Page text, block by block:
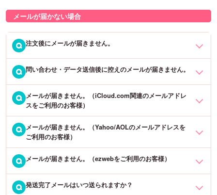
で、あらかじめご了承下さいませ。
※一度ずつカートに入れてその度にご注文手続きにお進みいただく
と、タイミングによっては同梱されずに1件ずつの発送となってしま
うことがございます。
「ショッピングを続ける」ボタンを押していただきますと、続けて
詳しくはQ&A「アクリルスタンドを異なるサイズで、複数個まとめ
て注文するにはどうすればいいですか？」をご覧下さい。
メールが届かない場合
Q 注文後にメールが届きません。
メールがお届けできない理由は以下のパターンが考えられます。
1. メールアドレスの間違い
2. メールソフトの受信設定（迷惑メール設定等）
3. プロバイダー側のメールの受信設定（迷惑メール設定等）
4. ezwebメールの受信設定（「なりすまし規制」）
5. iCloud.comのアドレスを使っている
自動送信メールが届かない場合は「配信不能」です。迷惑メールフ
ォルダにも入っていないという場合は、受信設定をご確認後に受信
可能なメールアドレスを記載の上、「お問い合わせ」からご連絡を
お願いいたします。
Q 問い合わせ・データ送信後に控えのメールが届きません。
誠に恐れ入りますが、お問い合わせやデータ送信フォームからお送
りいただいた内容の控えメールは配信されません。
送信時の通信環境等に問題がなければ、当店へ正常に届いておりま
すので、ご安心くださいませ。
※送信から3営業日ほど経過しても返信がない場合は、大変お手数で
はございますが、直接「info@fun-create.co.jp」のアドレス宛にご連
絡いただきますようお願いいたします。
Q メールが届きません。（iCloud.com関連のメールアドレ
スをご利用のお客様）
iCloud.com関連のメールアドレス（@icloud.com、@me.comなど）
は、フリーアドレスのため、ほとんどメールが届かないようです。
迷惑メールフィルターの設定を修正していただくか、別のメールア
ドレスでご注文をお願いいたします。
Q メールが届きません。（Yahoo/AOLのメールアドレスを
ご利用のお客様）
Yahoo!メールの場合
Yahoo!メールにログイン→[メールオプション]→[フィルターと受信
通知設定]→[追加]の順にクリックし、「Fromが次 [fun-create.co.jp]
[を含む]」「移動先フォルダ [受信箱]」と設定してください。
Q メールが届きません。（ezwebをご利用のお客様）
au電話の迷惑メールフィルター設定において、「なりすまし規制」
Q 発送完了メールはいつ送られますか？